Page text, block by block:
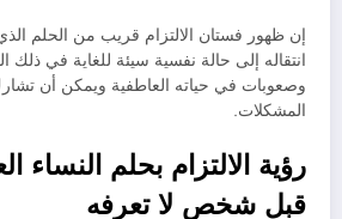
إن ظهور فستان الالتزام قريب من الحلم
انتقاله إلى حالة نفسية سيئة للغاية في
وصعوبات في حياته العاطفية ويمكن أن
المشكلات.
رؤية الالتزام بحلم النساء
قبل شخص لا تعرفه